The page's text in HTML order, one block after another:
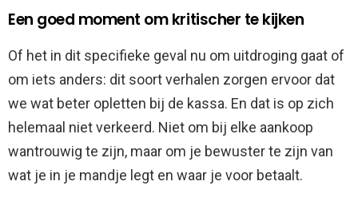
Een goed moment om kritischer te kijken
Of het in dit specifieke geval nu om uitdroging gaat of
om iets anders: dit soort verhalen zorgen ervoor dat
we wat beter opletten bij de kassa. En dat is op zich
helemaal niet verkeerd. Niet om bij elke aankoop
wantrouwig te zijn, maar om je bewuster te zijn van
wat je in je mandje legt en waar je voor betaalt.